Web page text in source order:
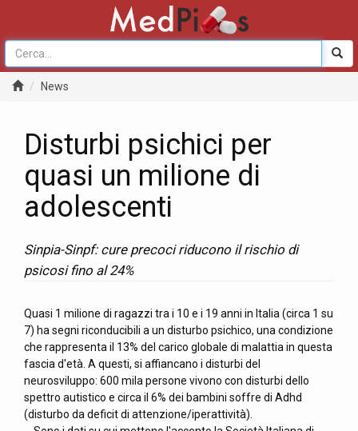
News
Disturbi psichici per
quasi un milione di
adolescenti
Sinpia-Sinpf: cure precoci riducono il rischio di
psicosi fino al 24%
Quasi 1 milione di ragazzi tra i 10 e i 19 anni in Italia (circa 1 su
7) ha segni riconducibili a un disturbo psichico, una condizione
che rappresenta il 13% del carico globale di malattia in questa
fascia d'età. A questi, si affiancano i disturbi del
neurosviluppo: 600 mila persone vivono con disturbi dello
spettro autistico e circa il 6% dei bambini soffre di Adhd
(disturbo da deficit di attenzione/iperattività).